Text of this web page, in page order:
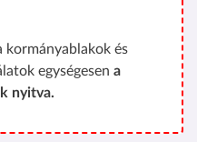
kormányablakok és
egységesen a
nyitva.